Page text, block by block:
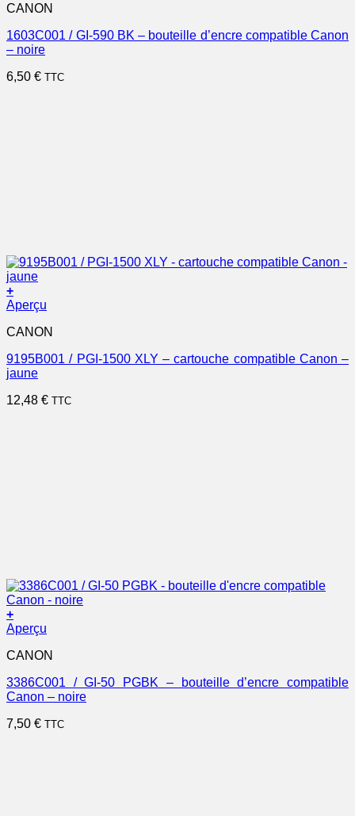
CANON
1603C001 / GI-590 BK – bouteille d’encre compatible Canon
– noire
6,50 € TTC
+
Aperçu
CANON
9195B001 / PGI-1500 XLY – cartouche compatible Canon –
jaune
12,48 € TTC
+
Aperçu
CANON
3386C001 / GI-50 PGBK – bouteille d’encre compatible
Canon – noire
7,50 € TTC